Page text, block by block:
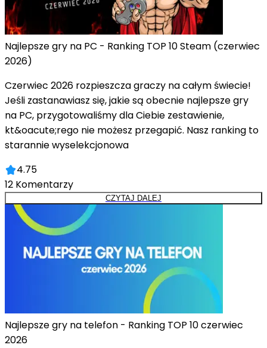
Najlepsze gry na PC - Ranking TOP 10 Steam (czerwiec
2026)
Czerwiec 2026 rozpieszcza graczy na całym świecie!
Jeśli zastanawiasz się, jakie są obecnie najlepsze gry
na PC, przygotowaliśmy dla Ciebie zestawienie,
kt&oacute;rego nie możesz przegapić. Nasz ranking to
starannie wyselekcjonowa
4.75
12 Komentarzy
CZYTAJ DALEJ
Najlepsze gry na telefon - Ranking TOP 10 czerwiec
2026